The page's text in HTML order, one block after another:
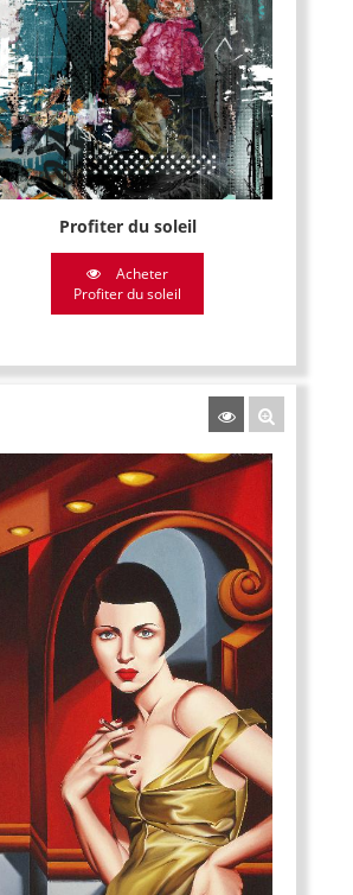
Profiter du soleil
Acheter
Profiter du soleil